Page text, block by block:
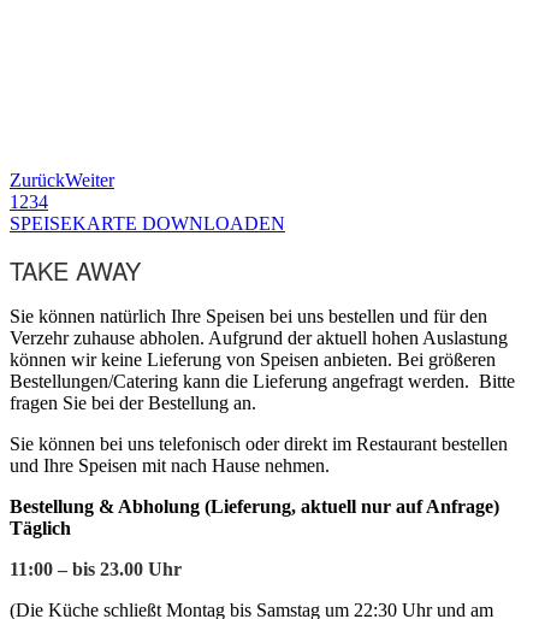
ZurückWeiter
1 234
SPEISEKARTE DOWNLOADEN
TAKE AWAY
Sie können natürlich Ihre Speisen bei uns bestellen und für den
Verzehr zuhause abholen. Aufgrund der aktuell hohen Auslastung
können wir keine Lieferung von Speisen anbieten. Bei größeren
Bestellungen/Catering kann die Lieferung angefragt werden. Bitte
fragen Sie bei der Bestellung an.
Sie können bei uns telefonisch oder direkt im Restaurant bestellen
und Ihre Speisen mit nach Hause nehmen.
Bestellung & Abholung (Lieferung, aktuell nur auf Anfrage)
Täglich
11:00 – bis 23.00 Uhr
(Die Küche schließt Montag bis Samstag um 22:30 Uhr und am